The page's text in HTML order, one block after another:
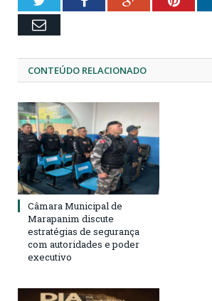
Email
CONTEÚDO RELACIONADO
Câmara Municipal de
Marapanim discute
estratégias de segurança
com autoridades e poder
executivo